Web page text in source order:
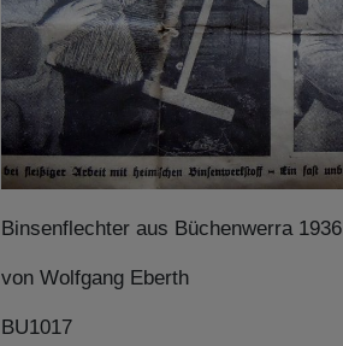
Binsenflechter aus Büchenwerra 1936
von Wolfgang Eberth
BU1017